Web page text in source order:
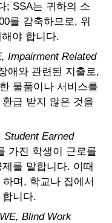
; SSA는 귀하의 소
를 감축하므로, 위
야 합니다.
Impairment Related
애와 관련된 지출로,
물품이나 서비스를
급 받지 않은 것을
Earned
가진 학생이 근로를
를 말합니다. 이때
며, 학교나 집에서
니다.
Blind Work